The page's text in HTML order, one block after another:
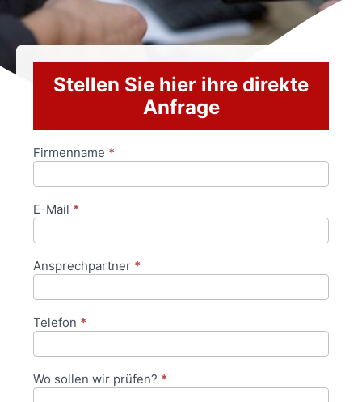
Stellen Sie hier ihre direkte
Anfrage
Anfrageformular
Firmenname *
E-Mail *
Ansprechpartner *
Telefon *
Wo sollen wir prüfen? *